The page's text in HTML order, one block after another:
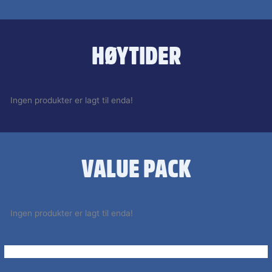
HØYTIDER
Ingen produkter er lagt til enda!
VALUE PACK
Ingen produkter er lagt til enda!